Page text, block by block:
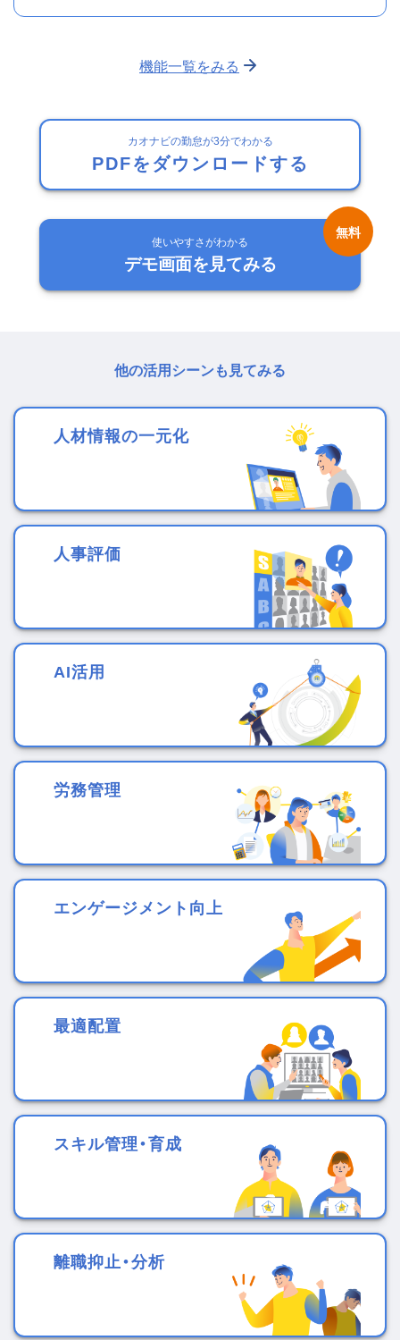
機能一覧をみる
カオナビの勤怠が3分でわかる
PDFをダウンロードする
使いやすさがわかる
デモ画面を見てみる
他の活用シーンも見てみる
人材情報の一元化
人事評価
AI活用
労務管理
エンゲージメント向上
最適配置
スキル管理・育成
離職抑止・分析